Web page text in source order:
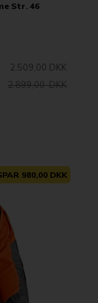
Str. 46
2.509,00 DKK
2.899,00 DKK
980,00 DKK